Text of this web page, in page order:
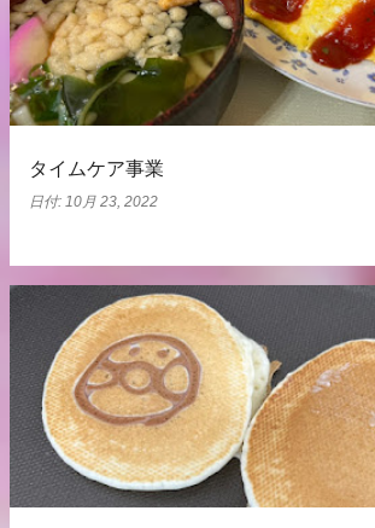
タイムケア事業
日付: 10月 23, 2022